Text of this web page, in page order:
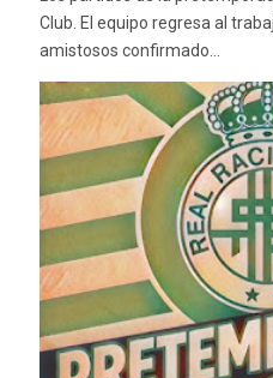
Club. El equipo regresa al
amistosos confirmado...